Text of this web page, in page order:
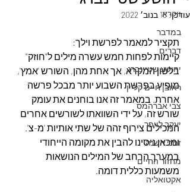
ויקרא
במדבר
דברים
יהושע שטיינברג
ראובן חיים קליין
צבי אברהמס
יעקב לויפר
זמני השנה
מחזור החיים
אקטואליה
עודכן:18 בנוב׳ 2022
תקציר למאמר לפרשת וילך:
קיימות לפחות חמש עשרה מילים ל"חוזק"
בלשון המקרא, אך אחת מהן, השורש 'אמץ',
מופיע בפרשת השבוע יותר מבכל פרשה
אחרת. במאמר זה אנו בוחנים את עומק
שורש זה, על ידי השוואתו לשורשים אחרים
המכילים צירוף זהה של שתי אותיות 'מ-צ'.
ומכאן ניסינו להבין את מקומה הייחודי
במערך הרחב של המילים הנושאות
משמעות כללית דומה.